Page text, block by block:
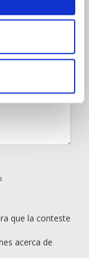
que la conteste
acerca de